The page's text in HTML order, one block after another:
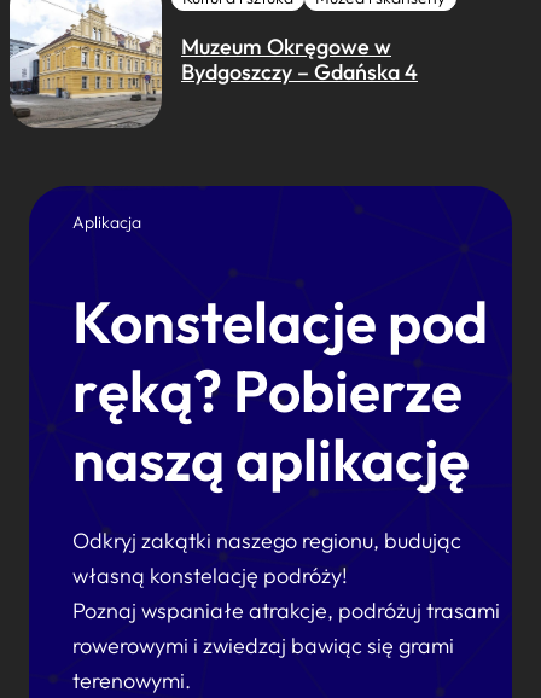
Muzeum Okręgowe w
Bydgoszczy – Gdańska 4
Aplikacja
Konstelacje pod
ręką? Pobierze
naszą aplikację
Odkryj zakątki naszego regionu, budując
własną konstelację podróży!
Poznaj wspaniałe atrakcje, podróżuj trasami
rowerowymi i zwiedzaj bawiąc się grami
terenowymi.